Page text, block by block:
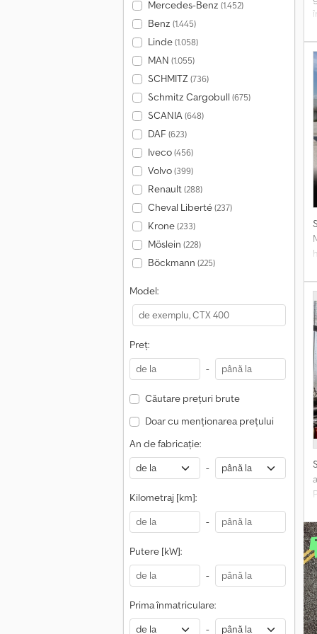
Mercedes-Benz (1.452)
Benz (1.445)
Linde(1.058)
MAN (1.055)
SCHMITZ(736)
Schmitz Cargobull (675)
SCANIA(648)
DAF (623)
Iveco(456)
Volvo(399)
Renault(288)
Cheval Liberté(237)
Krone(233)
Möslein (228)
Böckmann (225)
Model:
Preț:
-
Căutare prețuri brute
Doar cu menționarea prețului
An de fabricație:
-
Kilometraj [km]:
-
Putere [kW]:
-
Prima înmatriculare:
-